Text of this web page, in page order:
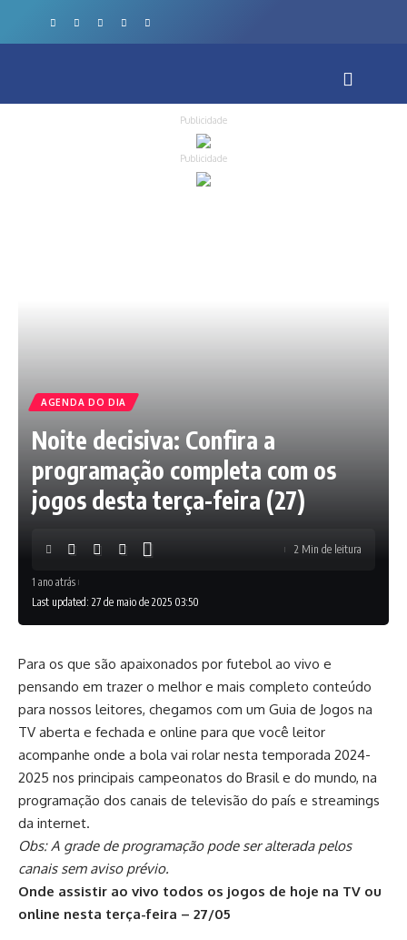
Publicidade
Publicidade
AGENDA DO DIA
Noite decisiva: Confira a
programação completa com os
jogos desta terça-feira (27)
Last updated: 27 de maio de 2025 03:50
1 ano atrás
2 Min de leitura
Para os que são apaixonados por futebol ao vivo e
pensando em trazer o melhor e mais completo conteúdo
para nossos leitores, chegamos com um Guia de Jogos na
TV aberta e fechada e online para que você leitor
acompanhe onde a bola vai rolar nesta temporada 2024-
2025 nos principais campeonatos do Brasil e do mundo, na
programação dos canais de televisão do país e streamings
da internet.
Obs: A grade de programação pode ser alterada pelos
canais sem aviso prévio.
Onde assistir ao vivo todos os jogos de hoje na TV ou
online nesta terça-feira – 27/05